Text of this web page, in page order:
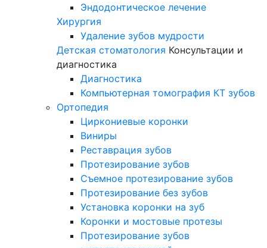
Эндодонтическое лечение
Хирургия
Удаление зубов мудрости
Детская стоматология Консультации и
диагностика
Диагностика
Компьютерная томография КТ зубов
Ортопедия
Циркониевые коронки
Виниры
Реставрация зубов
Протезирование зубов
Съемное протезирование зубов
Протезирование без зубов
Установка коронки на зуб
Коронки и мостовые протезы
Протезирование зубов